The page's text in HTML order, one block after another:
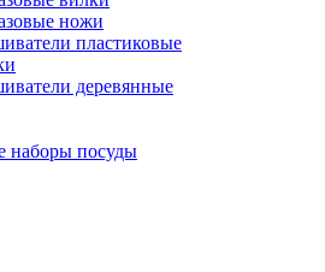
ножи
пластиковые
деревянные
наборы посуды